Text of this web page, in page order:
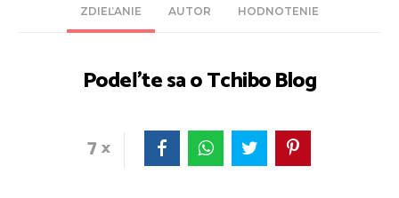
ZDIEĽANIE AUTOR HODNOTENIE
Podeľte sa o Tchibo Blog
7